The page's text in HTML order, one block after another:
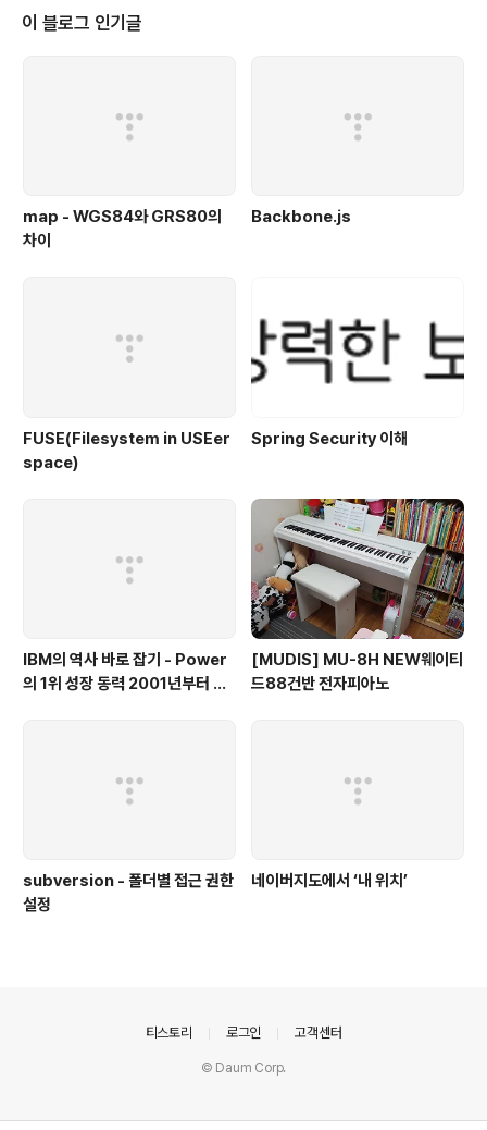
계연산자 AND 양쪽 조건이 둘다 참이면 참 (&&사용가능)OR..
이 블로그 인기글
map - WGS84와 GRS80의
차이
Backbone.js
FUSE(Filesystem in USEer
space)
Spring Security 이해
IBM의 역사 바로 잡기 - Power
의 1위 성장 동력 2001년부터 가
[MUDIS] MU-8H NEW웨이티
드88건반 전자피아노
subversion - 폴더별 접근 권한
설정
네이버지도에서 ‘내 위치’
티스토리 로그인 고객센터
© Daum Corp.